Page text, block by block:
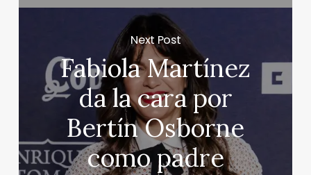
Next Post
Fabiola Martínez
da la cara por
Bertín Osborne
como padre